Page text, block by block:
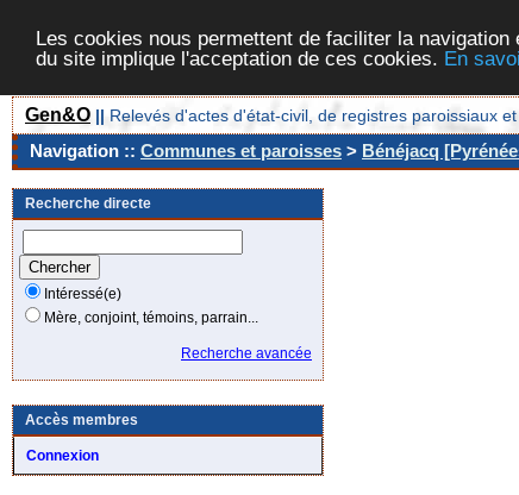
Les cookies nous permettent de faciliter la
du site implique l'acceptation de ces cookies. En
Gen&O || Relevés d'actes d'état-civil, de registres paroissiaux
Navigation :: Communes et paroisses > Bénéjacq
Recherche directe
Intéressé(e)
Mère, conjoint, témoins, parrain...
Recherche avancée
Accès membres
Connexion